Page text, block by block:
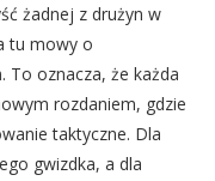
żadnej z drużyn w
tu mowy o
To oznacza, że każda
rozdaniem, gdzie
taktyczne. Dla
gwizdka, a dla